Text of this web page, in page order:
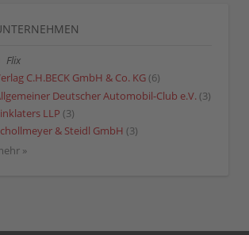
Flix
C.H.BECK GmbH & Co. KG (6)
Deutscher Automobil-Club e.V. (3)
LLP (3)
& Steidl GmbH (3)
»